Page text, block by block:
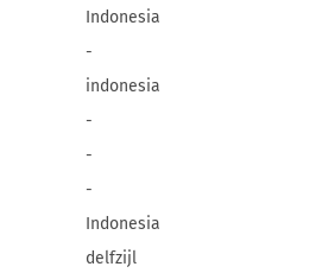
Indonesia
-
indonesia
-
-
-
Indonesia
delfzijl